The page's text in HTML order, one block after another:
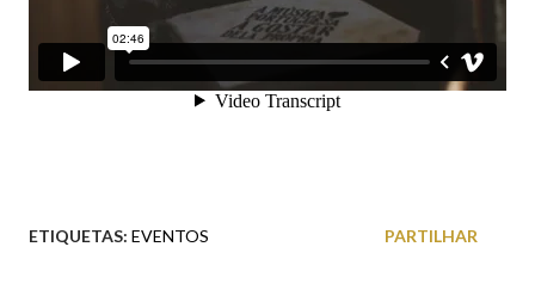
ETIQUETAS: EVENTOS PARTILHAR